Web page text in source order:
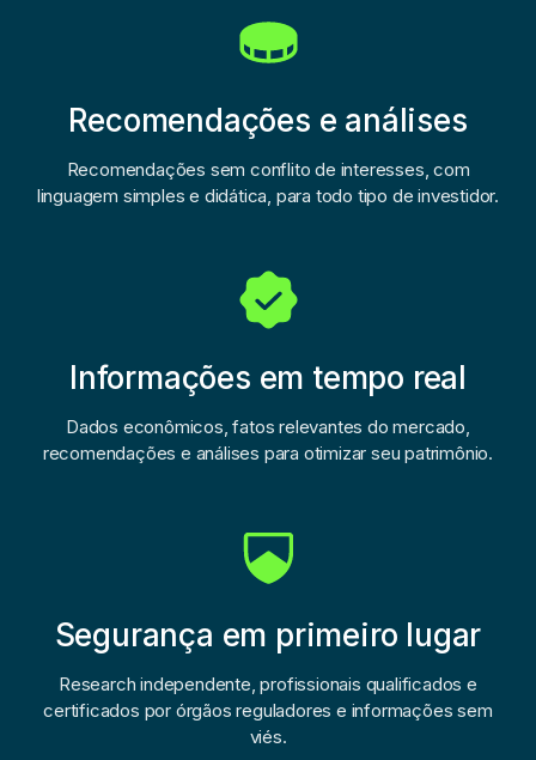
Recomendações e análises
Recomendações sem conflito de interesses, com
linguagem simples e didática, para todo tipo de investidor.
Informações em tempo real
Dados econômicos, fatos relevantes do mercado,
recomendações e análises para otimizar seu patrimônio.
Segurança em primeiro lugar
Research independente, profissionais qualificados e
certificados por órgãos reguladores e informações sem
viés.